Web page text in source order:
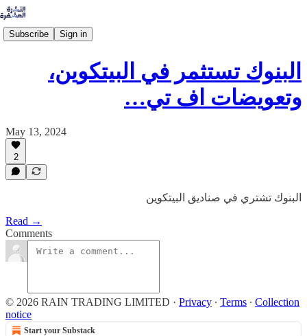
Subscribe Sign in
البنوك تستثمر في البيتكوين،
وتعويضات اف تي…
May 13, 2024
2
البنوك تشتري في صناديق البيتكوين
Read →
Comments
© 2026 RAIN TRADING LIMITED · Privacy ∙ Terms ∙ Collection
notice
Start your Substack